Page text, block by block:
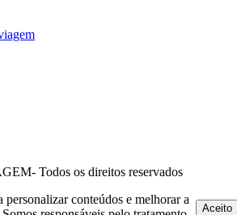
Todos os direitos reservados
conteúdos e melhorar a
Aceito